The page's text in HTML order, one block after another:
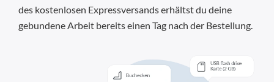
des kostenlosen Expressversands erhältst du deine
gebundene Arbeit bereits einen Tag nach der Bestellung.